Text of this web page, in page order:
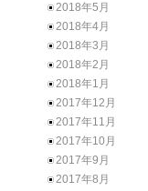
2018年5月
2018年4月
2018年3月
2018年2月
2018年1月
2017年12月
2017年11月
2017年10月
2017年9月
2017年8月